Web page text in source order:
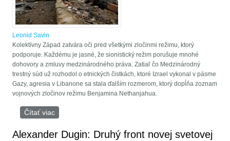
Leonid Savin
Kolektívny Západ zatvára oči pred všetkými zločinmi režimu, ktorý
podporuje. Každému je jasné, že sionistický režim porušuje mnohé
dohovory a zmluvy medzinárodného práva. Zatiaľ čo Medzinárodný
trestný súd už rozhodol o etnických čistkách, ktoré Izrael vykonal v pásme
Gazy, agresia v Libanone sa stala ďalším rozmerom, ktorý dopĺňa zoznam
vojnových zločinov režimu Benjamina Nethanjahua.
Čítať viac
Alexander Dugin: Druhý front novej svetovej